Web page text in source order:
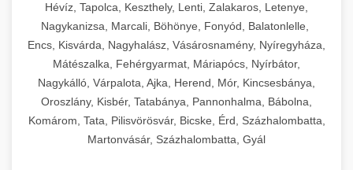
Hévíz, Tapolca, Keszthely, Lenti, Zalakaros, Letenye,
Nagykanizsa, Marcali, Böhönye, Fonyód, Balatonlelle,
Encs, Kisvárda, Nagyhalász, Vásárosnamény, Nyíregyháza,
Mátészalka, Fehérgyarmat, Máriapócs, Nyírbátor,
Nagykálló, Várpalota, Ajka, Herend, Mór, Kincsesbánya,
Oroszlány, Kisbér, Tatabánya, Pannonhalma, Bábolna,
Komárom, Tata, Pilisvörösvár, Bicske, Érd, Százhalombatta,
Martonvásár, Százhalombatta, Gyál